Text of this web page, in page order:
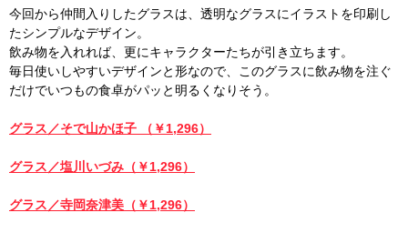
今回から仲間入りしたグラスは、透明なグラスにイラストを印刷し
たシンプルなデザイン。
飲み物を入れれば、更にキャラクターたちが引き立ちます。
毎日使いしやすいデザインと形なので、このグラスに飲み物を注ぐ
だけでいつもの食卓がパッと明るくなりそう。
グラス／そで山かほ子 （￥1,296）
グラス／塩川いづみ（￥1,296）
グラス／寺岡奈津美（￥1,296）